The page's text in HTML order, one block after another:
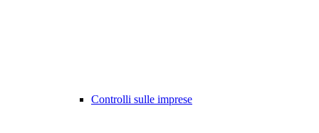
Controlli sulle imprese